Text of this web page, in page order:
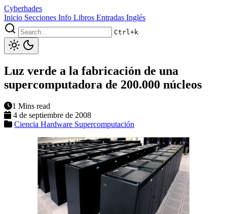
Cyberhades
Inicio Secciones Info Libros Entradas Inglés
Ctrl+k
Luz verde a la fabricación de una
supercomputadora de 200.000 núcleos
1 Mins read
4 de septiembre de 2008
Ciencia Hardware Supercomputación